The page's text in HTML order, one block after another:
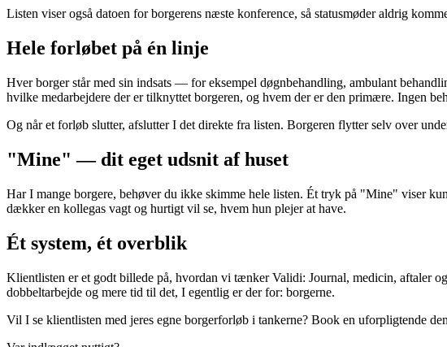
Listen viser også datoen for borgerens næste konference, så statusmøder aldrig
Hele forløbet på én linje
Hver borger står med sin indsats — for eksempel døgnbehandling, ambulant
hvilke medarbejdere der er tilknyttet borgeren, og hvem der er den primære. Ingen
Og når et forløb slutter, afslutter I det direkte fra listen. Borgeren flytter selv over
"Mine" — dit eget udsnit af huset
Har I mange borgere, behøver du ikke skimme hele listen. Ét tryk på "Mine" viser
dækker en kollegas vagt og hurtigt vil se, hvem hun plejer at have.
Ét system, ét overblik
Klientlisten er et godt billede på, hvordan vi tænker Validi: Journal, medicin, aftaler
dobbeltarbejde og mere tid til det, I egentlig er der for: borgerne.
Vil I se klientlisten med jeres egne borgerforløb i tankerne? Book en uforpligtende